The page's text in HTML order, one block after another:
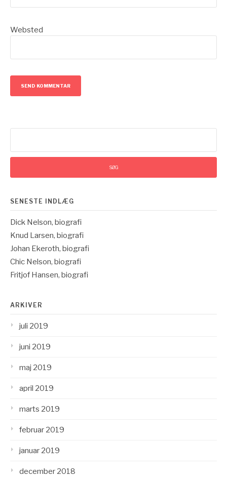
Websted
SENESTE INDLÆG
Dick Nelson, biografi
Knud Larsen, biografi
Johan Ekeroth, biografi
Chic Nelson, biografi
Fritjof Hansen, biografi
ARKIVER
juli 2019
juni 2019
maj 2019
april 2019
marts 2019
februar 2019
januar 2019
december 2018